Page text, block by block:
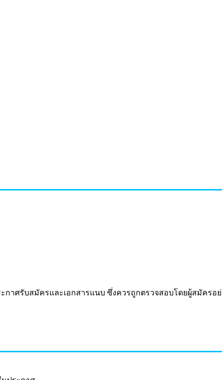
กาศรับสมัครและเอกสารแนบ ซึ่งควรถูกตรวจสอบโดยผู้สมัครอ